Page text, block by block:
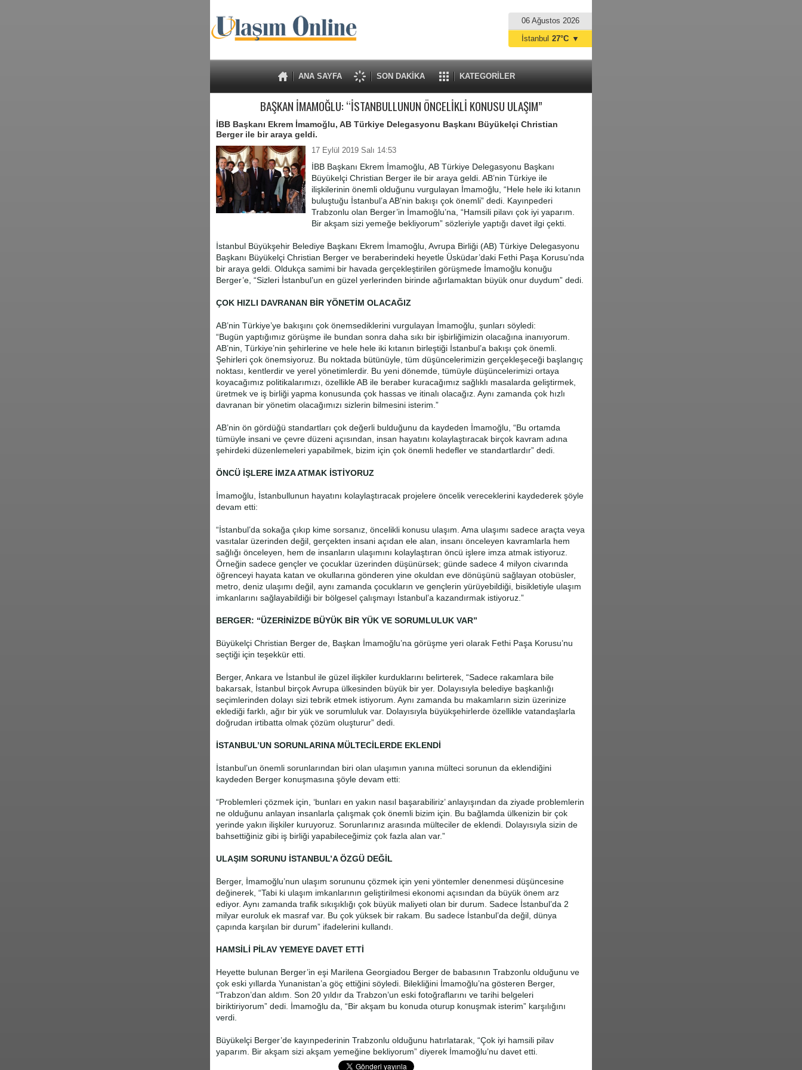
06 Ağustos 2026
ANA SAYFA SON DAKİKA KATEGORİLER
İstanbul 27°C ▼
BAŞKAN İMAMOĞLU: “İSTANBULLUNUN ÖNCELİKLİ KONUSU ULAŞIM”
İBB Başkanı Ekrem İmamoğlu, AB Türkiye Delegasyonu Başkanı Büyükelçi Christian
Berger ile bir araya geldi.
17 Eylül 2019 Salı 14:53
İBB Başkanı Ekrem İmamoğlu, AB Türkiye Delegasyonu Başkanı
Büyükelçi Christian Berger ile bir araya geldi. AB’nin Türkiye ile
ilişkilerinin önemli olduğunu vurgulayan İmamoğlu, “Hele hele iki kıtanın
buluştuğu İstanbul’a AB’nin bakışı çok önemli” dedi. Kayınpederi
Trabzonlu olan Berger’in İmamoğlu’na, “Hamsili pilavı çok iyi yaparım.
Bir akşam sizi yemeğe bekliyorum” sözleriyle yaptığı davet ilgi çekti.
İstanbul Büyükşehir Belediye Başkanı Ekrem İmamoğlu, Avrupa Birliği (AB) Türkiye Delegasyonu
Başkanı Büyükelçi Christian Berger ve beraberindeki heyetle Üsküdar’daki Fethi Paşa Korusu’nda
bir araya geldi. Oldukça samimi bir havada gerçekleştirilen görüşmede İmamoğlu konuğu
Berger’e, “Sizleri İstanbul’un en güzel yerlerinden birinde ağırlamaktan büyük onur duydum” dedi.
ÇOK HIZLI DAVRANAN BİR YÖNETİM OLACAĞIZ
AB’nin Türkiye’ye bakışını çok önemsediklerini vurgulayan İmamoğlu, şunları söyledi:
“Bugün yaptığımız görüşme ile bundan sonra daha sıkı bir işbirliğimizin olacağına inanıyorum.
AB’nin, Türkiye’nin şehirlerine ve hele hele iki kıtanın birleştiği İstanbul’a bakışı çok önemli.
Şehirleri çok önemsiyoruz. Bu noktada bütünüyle, tüm düşüncelerimizin gerçekleşeceği başlangıç
noktası, kentlerdir ve yerel yönetimlerdir. Bu yeni dönemde, tümüyle düşüncelerimizi ortaya
koyacağımız politikalarımızı, özellikle AB ile beraber kuracağımız sağlıklı masalarda geliştirmek,
üretmek ve iş birliği yapma konusunda çok hassas ve itinalı olacağız. Aynı zamanda çok hızlı
davranan bir yönetim olacağımızı sizlerin bilmesini isterim.”
AB’nin ön gördüğü standartları çok değerli bulduğunu da kaydeden İmamoğlu, “Bu ortamda
tümüyle insani ve çevre düzeni açısından, insan hayatını kolaylaştıracak birçok kavram adına
şehirdeki düzenlemeleri yapabilmek, bizim için çok önemli hedefler ve standartlardır” dedi.
ÖNCÜ İŞLERE İMZA ATMAK İSTİYORUZ
İmamoğlu, İstanbullunun hayatını kolaylaştıracak projelere öncelik vereceklerini kaydederek şöyle
devam etti:
“İstanbul’da sokağa çıkıp kime sorsanız, öncelikli konusu ulaşım. Ama ulaşımı sadece araçta veya
vasıtalar üzerinden değil, gerçekten insani açıdan ele alan, insanı önceleyen kavramlarla hem
sağlığı önceleyen, hem de insanların ulaşımını kolaylaştıran öncü işlere imza atmak istiyoruz.
Örneğin sadece gençler ve çocuklar üzerinden düşünürsek; günde sadece 4 milyon civarında
öğrenceyi hayata katan ve okullarına gönderen yine okuldan eve dönüşünü sağlayan otobüsler,
metro, deniz ulaşımı değil, aynı zamanda çocukların ve gençlerin yürüyebildiği, bisikletiyle ulaşım
imkanlarını sağlayabildiği bir bölgesel çalışmayı İstanbul’a kazandırmak istiyoruz.”
BERGER: “ÜZERİNİZDE BÜYÜK BİR YÜK VE SORUMLULUK VAR”
Büyükelçi Christian Berger de, Başkan İmamoğlu’na görüşme yeri olarak Fethi Paşa Korusu’nu
seçtiği için teşekkür etti.
Berger, Ankara ve İstanbul ile güzel ilişkiler kurduklarını belirterek, “Sadece rakamlara bile
bakarsak, İstanbul birçok Avrupa ülkesinden büyük bir yer. Dolayısıyla belediye başkanlığı
seçimlerinden dolayı sizi tebrik etmek istiyorum. Aynı zamanda bu makamların sizin üzerinize
eklediği farklı, ağır bir yük ve sorumluluk var. Dolayısıyla büyükşehirlerde özellikle vatandaşlarla
doğrudan irtibatta olmak çözüm oluşturur” dedi.
İSTANBUL’UN SORUNLARINA MÜLTECİLERDE EKLENDİ
İstanbul’un önemli sorunlarından biri olan ulaşımın yanına mülteci sorunun da eklendiğini
kaydeden Berger konuşmasına şöyle devam etti:
“Problemleri çözmek için, ‘bunları en yakın nasıl başarabiliriz’ anlayışından da ziyade problemlerin
ne olduğunu anlayan insanlarla çalışmak çok önemli bizim için. Bu bağlamda ülkenizin bir çok
yerinde yakın ilişkiler kuruyoruz. Sorunlarınız arasında mülteciler de eklendi. Dolayısıyla sizin de
bahsettiğiniz gibi iş birliği yapabileceğimiz çok fazla alan var.”
ULAŞIM SORUNU İSTANBUL’A ÖZGÜ DEĞİL
Berger, İmamoğlu’nun ulaşım sorununu çözmek için yeni yöntemler denenmesi düşüncesine
değinerek, “Tabi ki ulaşım imkanlarının geliştirilmesi ekonomi açısından da büyük önem arz
ediyor. Aynı zamanda trafik sıkışıklığı çok büyük maliyeti olan bir durum. Sadece İstanbul’da 2
milyar euroluk ek masraf var. Bu çok yüksek bir rakam. Bu sadece İstanbul’da değil, dünya
çapında karşılan bir durum” ifadelerini kullandı.
HAMSİLİ PİLAV YEMEYE DAVET ETTİ
Heyette bulunan Berger’in eşi Marilena Georgiadou Berger de babasının Trabzonlu olduğunu ve
çok eski yıllarda Yunanistan’a göç ettiğini söyledi. Bilekliğini İmamoğlu’na gösteren Berger,
“Trabzon’dan aldım. Son 20 yıldır da Trabzon’un eski fotoğraflarını ve tarihi belgeleri
biriktiriyorum” dedi. İmamoğlu da, “Bir akşam bu konuda oturup konuşmak isterim” karşılığını
verdi.
Büyükelçi Berger’de kayınpederinin Trabzonlu olduğunu hatırlatarak, “Çok iyi hamsili pilav
yaparım. Bir akşam sizi akşam yemeğine bekliyorum” diyerek İmamoğlu’nu davet etti.